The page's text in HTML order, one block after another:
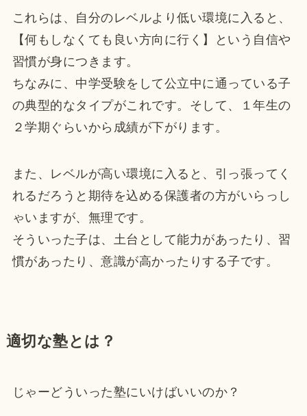
これらは、自分のレベルより低い環境に入ると、
【何もしなくても良い方向に行く】という自信や
習慣が身につきます。
ちなみに、中学受験をして公立中に通っている子
の典型的なタイプがこれです。そして、１年生の
２学期ぐらいから成績が下がります。
また、レベルが高い環境に入ると、引っ張ってく
れるだろうと期待を込める保護者の方がいらっし
ゃいますが、無理です。
そういった子は、土台として能力があったり、習
慣があったり、意識が高かったりする子です。
適切な塾とは？
じゃーどういった塾にいけばいいのか？